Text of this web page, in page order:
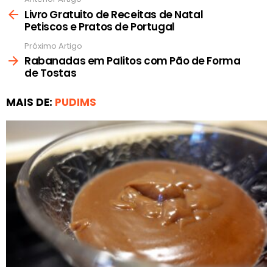
maisLivro Gratuito de Receitas de Natal
Petiscos e Pratos de Portugal
Próximo Artigo
Rabanadas em Palitos com Pão de Forma
de Tostas
MAIS DE: PUDIMS